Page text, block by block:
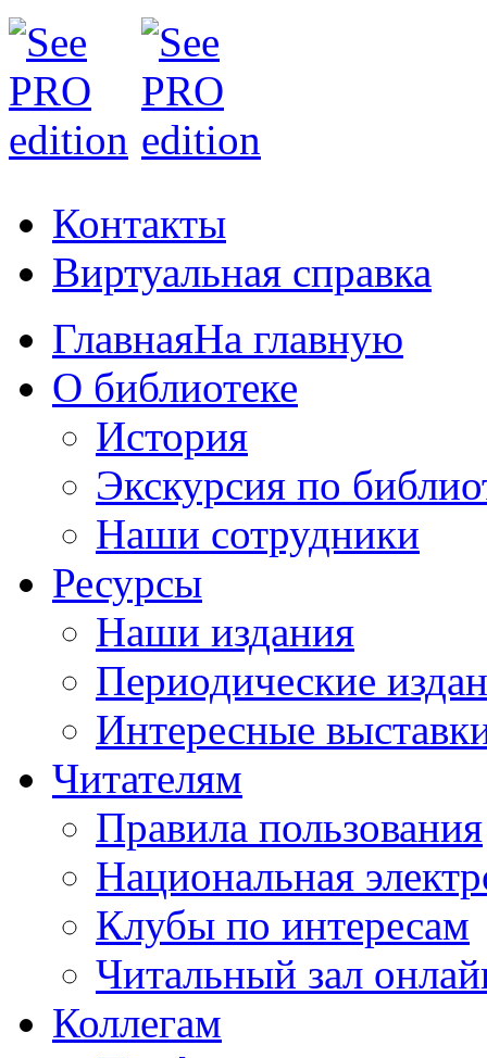
Контакты
Виртуальная справка
ГлавнаяНа главную
О библиотеке
История
Экскурсия по
Наши сотрудники
Ресурсы
Наши издания
Периодические
Интересные
Читателям
Правила пользования
Национальная
Клубы по интересам
Читальный зал
Коллегам